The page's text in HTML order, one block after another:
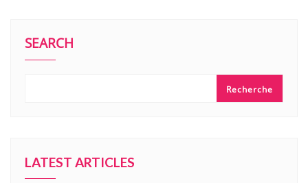
SEARCH
Recherche
LATEST ARTICLES